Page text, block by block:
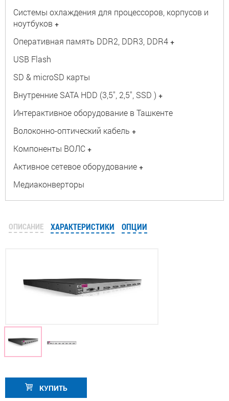
Системы охлаждения для процессоров, корпусов и
ноутбуков +
Оперативная память DDR2, DDR3, DDR4 +
USB Flash
SD & microSD карты
Внутренние SATA HDD (3,5", 2,5", SSD ) +
Интерактивное оборудование в Ташкенте
Волоконно-оптический кабель +
Компоненты ВОЛС +
Активное сетевое оборудование +
Медиаконверторы
ОПИСАНИЕ ХАРАКТЕРИСТИКИ ОПЦИИ
КУПИТЬ